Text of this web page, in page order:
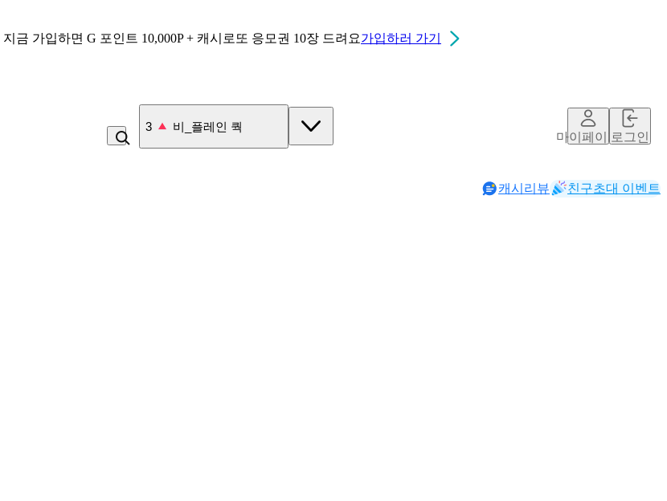
지금 가입하면 G 포인트 10,000P + 캐시로또 응모권 10장 드려요가입하러 가기
4 잡곡밥
마이페이지로그인
캐시리뷰 친구초대 이벤트